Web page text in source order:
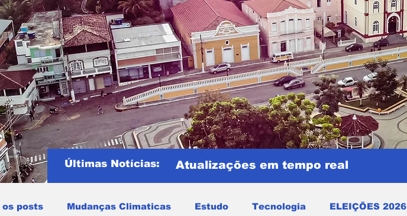
Últimas Notícias: Atualizações em tempo real
os posts Mudanças Climaticas Estudo Tecnologia ELEIÇÕES 2026